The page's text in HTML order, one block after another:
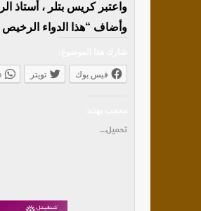
واعتبر كريس بتلر ، أستاذ
وأضاف “هذا الدواء
فيس بوك تويتر
تحميل...